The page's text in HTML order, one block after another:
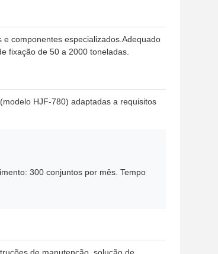
componentes especializados.Adequado
fixação de 50 a 2000 toneladas.
HJF-780) adaptadas a requisitos
300 conjuntos por mês. Tempo